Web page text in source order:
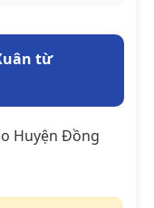
từ
Huyện Đồng